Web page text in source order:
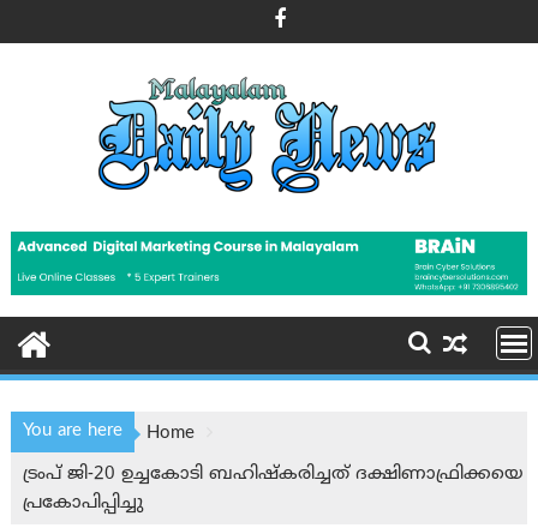
to
You are here
Home
ട്രംപ് ജി-20 ഉച്ചകോടി ബഹിഷ്‌കരിച്ചത് ദക്ഷിണാഫ്രിക്കയെ
പ്രകോപിപ്പിച്ചു